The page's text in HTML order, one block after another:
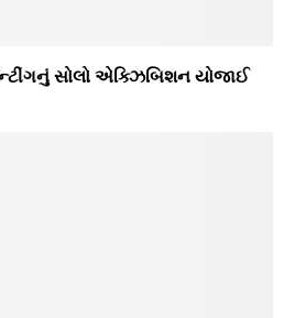
સોલો એક્‍ઝિબિશન યોજાઈ